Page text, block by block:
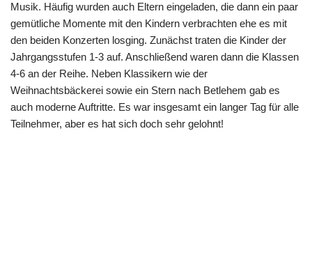
Musik. Häufig wurden auch Eltern eingeladen, die dann ein paar
gemütliche Momente mit den Kindern verbrachten ehe es mit
den beiden Konzerten losging. Zunächst traten die Kinder der
Jahrgangsstufen 1-3 auf. Anschließend waren dann die Klassen
4-6 an der Reihe. Neben Klassikern wie der
Weihnachtsbäckerei sowie ein Stern nach Betlehem gab es
auch moderne Auftritte. Es war insgesamt ein langer Tag für alle
Teilnehmer, aber es hat sich doch sehr gelohnt!